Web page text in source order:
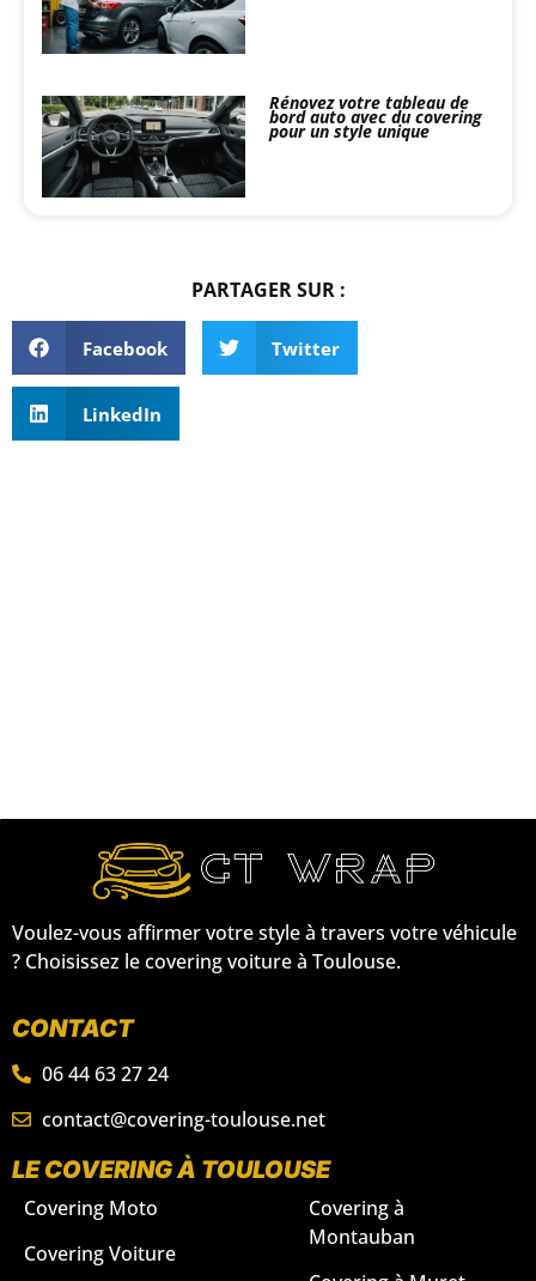
Rénovez votre tableau de
bord auto avec du covering
pour un style unique
PARTAGER SUR :
Facebook Twitter
LinkedIn
Voulez-vous affirmer votre style à travers votre véhicule
? Choisissez le covering voiture à Toulouse.
CONTACT
06 44 63 27 24
contact@covering-toulouse.net
LE COVERING À TOULOUSE
Covering Moto
Covering Voiture
Covering à
Montauban